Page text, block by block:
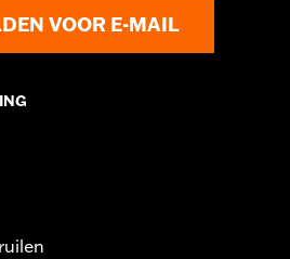
koplamp:13.58
VOOR E-MAIL